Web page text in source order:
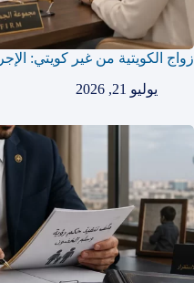
زواج الكويتية من غير كويتي:
يوليو 21, 2026